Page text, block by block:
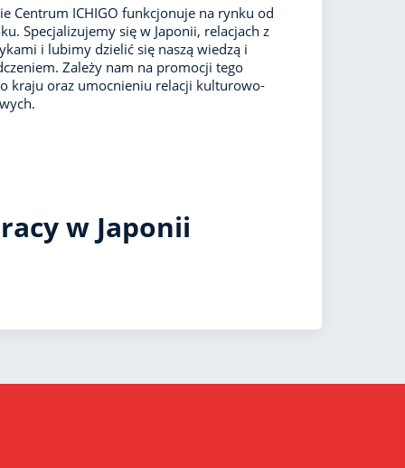
Centrum ICHIGO funkcjonuje na rynku od
Specjalizujemy się w Japonii, relacjach z
i lubimy dzielić się naszą wiedzą i
Zależy nam na promocji tego
kraju oraz umocnieniu relacji kulturowo-
w Japonii